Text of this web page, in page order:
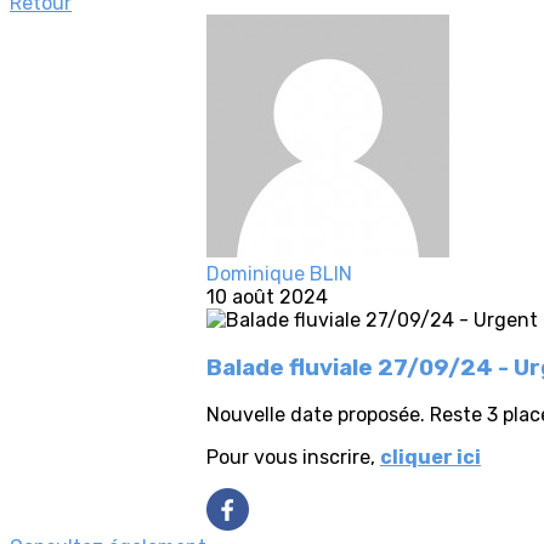
Dominique BLIN
10 août 2024
Balade fluviale 27/09/24 -
Nouvelle date proposée. Reste 3
Pour vous inscrire, cliquer ici